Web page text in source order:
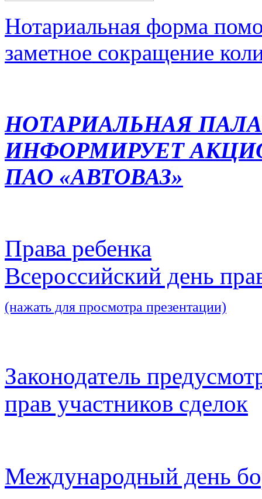
Нотариальная форма
заметное сокращение
НОТАРИАЛЬНАЯ
ИНФОРМИРУЕТ
ПАО «АВТОВАЗ»
Права ребенка
Всероссийский день
(нажать для просмотра презентации)
Законодатель
прав участников сделок
Международный день